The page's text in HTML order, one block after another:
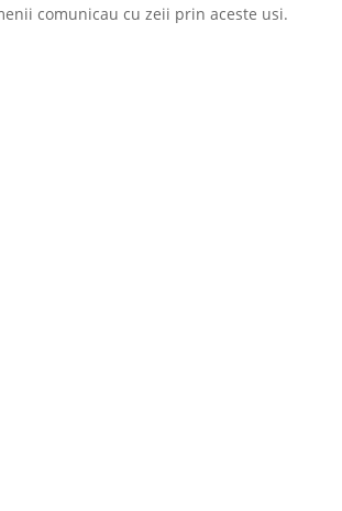
comunicau cu zeii prin aceste usi.